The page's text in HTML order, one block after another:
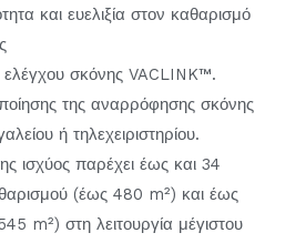
και ευελιξία στον καθαρισμό
σκόνης VACLINK™.
της αναρρόφησης σκόνης
ή τηλεχειριστηρίου.
ισχύος παρέχει έως και 34
(έως 480 m²) και έως
m²) στη λειτουργία μέγιστου